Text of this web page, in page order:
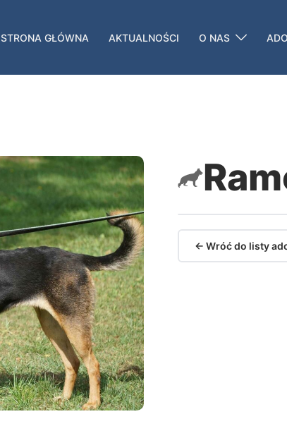
STRONA GŁÓWNA AKTUALNOŚCI O NAS
← Wróć do listy